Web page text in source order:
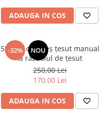
ADAUGA IN COS
-32% NOU
58x130 cm Preș țesut manual
la războiul de țesut
250,00 Lei
170,00 Lei
ADAUGA IN COS